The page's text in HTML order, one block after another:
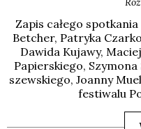
Zapis całe­go
Bet­cher, Patry­ka
Dawi­da Kuja­wy,
Papier­skie­go,
szew­skie­go, Joan­ny
festi­wa­lu